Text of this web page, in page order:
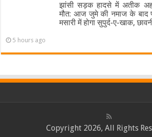
झांसी सड़क हादसे में अतीक
मौत: आज जुमे की नमाज के बाद
मसारी में होगा सुपुर्द-ए-खाक,
5 hours ago
Copyright 2026, All Rights